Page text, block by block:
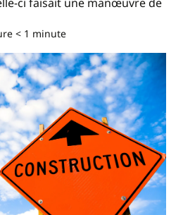
< 1 minute